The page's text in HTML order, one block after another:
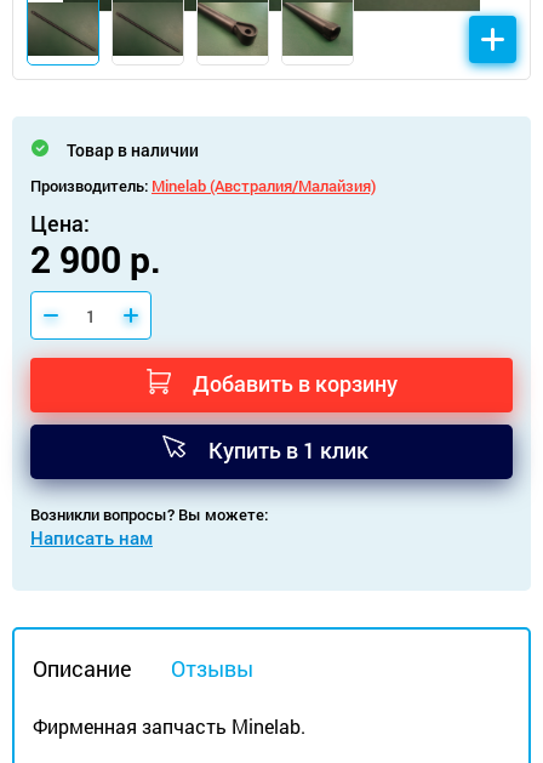
Товар в наличии
Производитель: Minelab (Австралия/Малайзия)
Цена:
2 900 р.
Добавить в корзину
Купить в 1 клик
Возникли вопросы? Вы можете:
Написать нам
Описание Отзывы
Фирменная запчасть Minelab.